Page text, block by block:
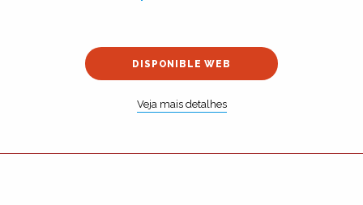
DISPONIBLE WEB
Veja mais detalhes